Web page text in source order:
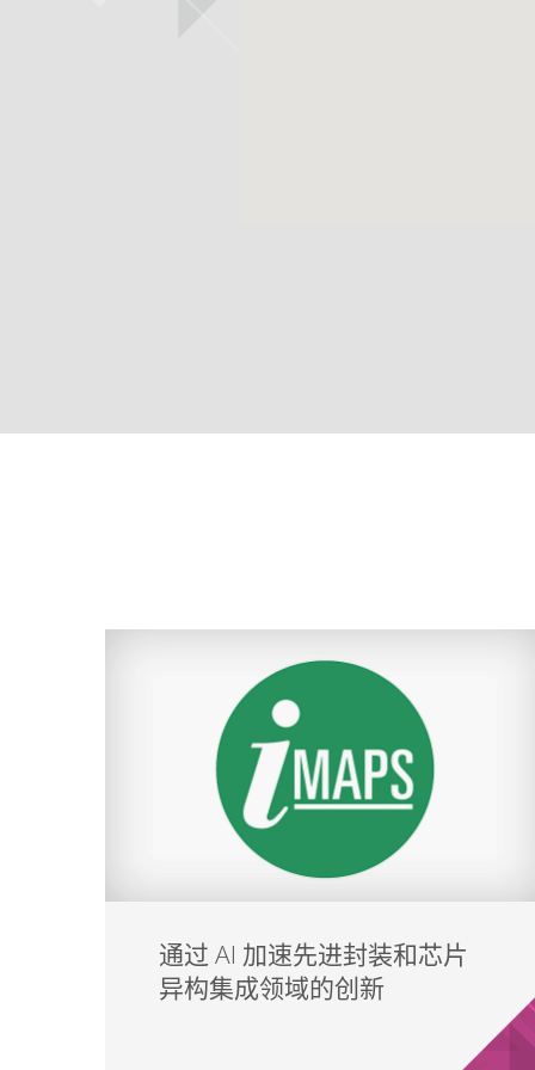
通过 AI 加速先进封装和芯片
异构集成领域的创新